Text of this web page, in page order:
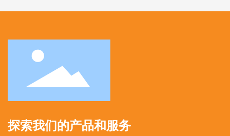
探索我们的产品和服务